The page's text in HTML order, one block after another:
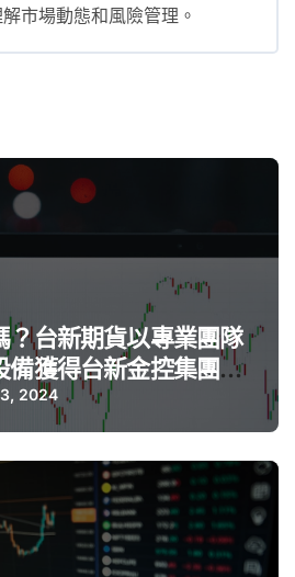
市場動態和風險管理。
？台新期貨以專業團隊
備獲得台新金控集團支
力強勁的期貨商」
2024